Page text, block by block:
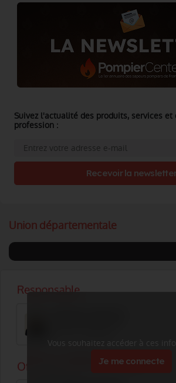
Union départementale
Vous souhaitez accéder à ces
Je me connecte
Suivez l'actualité des produits, services
profession :
Recevoir la